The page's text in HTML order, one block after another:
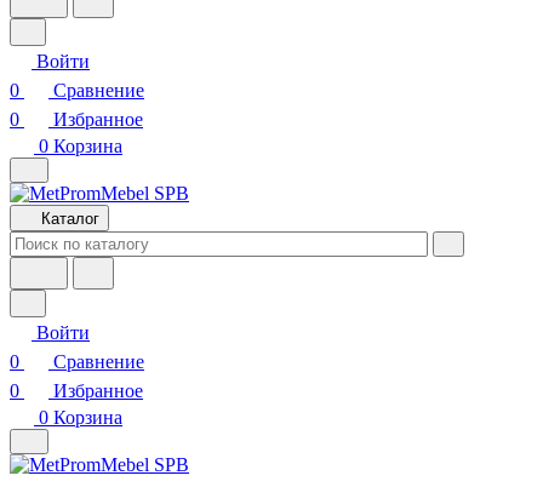
Войти
0
Сравнение
0
Избранное
0 Корзина
Каталог
Войти
0
Сравнение
0
Избранное
0 Корзина